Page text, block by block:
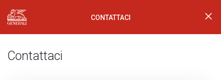
Generali Logo CONTATTACI
Contattaci